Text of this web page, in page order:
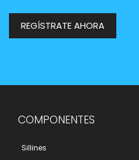
REGÍSTRATE AHORA
COMPONENTES
Sillines